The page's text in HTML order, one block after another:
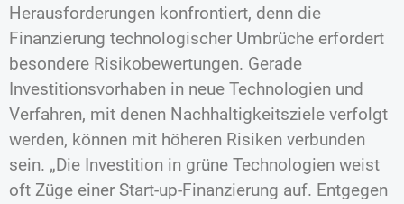
Herausforderungen konfrontiert, denn die
Finanzierung technologischer Umbrüche erfordert
besondere Risikobewertungen. Gerade
Investitionsvorhaben in neue Technologien und
Verfahren, mit denen Nachhaltigkeitsziele verfolgt
werden, können mit höheren Risiken verbunden
sein. „Die Investition in grüne Technologien weist
oft Züge einer Start-up-Finanzierung auf. Entgegen